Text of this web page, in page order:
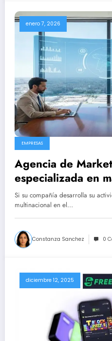
enero 7, 2026
EMPRESAS
Agencia de
especializada en
Si su compañía desarrolla su
multinacional en el…
Constanza Sanchez 0
diciembre 12, 2025